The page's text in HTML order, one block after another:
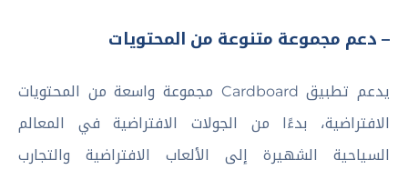
– دعم مجموعة متنوعة من المحتويات
يدعم تطبيق Cardboard مجموعة واسعة من المحتويات
الافتراضية، بدءًا من الجولات الافتراضية في المعالم
السياحية الشهيرة إلى الألعاب الافتراضية والتجارب